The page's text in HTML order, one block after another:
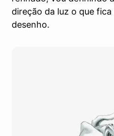
direção da luz o que
desenho.